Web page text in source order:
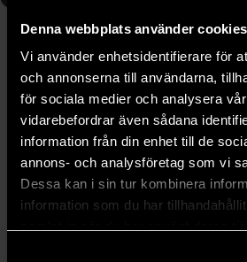
Denna webbplats använder cookies
Vi använder enhetsidentifierare för
och annonserna till användarna,
för sociala medier och analysera
vidarebefordrar även sådana
information från din enhet till de
annons- och analysföretag som vi
Dessa kan i sin tur kombinera
information som du har